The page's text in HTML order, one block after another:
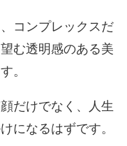
コンプレックスだ
む透明感のある美
。
だけでなく、人生
になるはずです。